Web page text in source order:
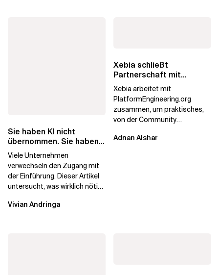
Sie haben KI nicht
übernommen. Sie haben
Lizenzen gekauft.
Viele Unternehmen
verwechseln den Zugang mit
der Einführung. Dieser Artikel
untersucht, was wirklich nötig
Wirkung...
Vivian Andringa
Xebia schließt
Partnerschaft mit
PlatformEngineering.org
Xebia arbeitet mit
PlatformEngineering.org
zusammen, um praktisches,
von der Community
Engineering voranzutreiben,
Adnan Alshar